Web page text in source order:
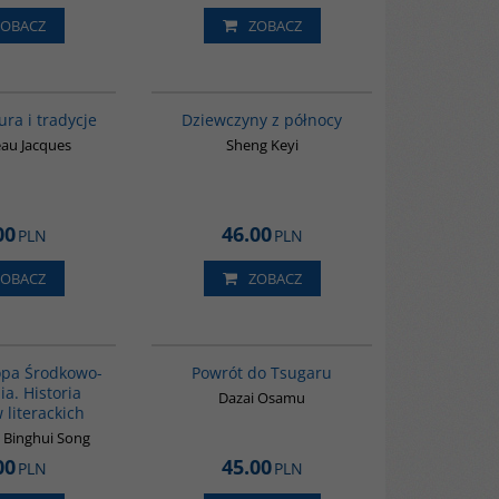
ZOBACZ
i tradycje
Jacques
PLN
Dziewczyny z północy
Sheng Keyi
46.00PLN
ZOBACZ
Środkowo-
Historia
literackich
Song
PLN
Powrót do Tsugaru
Dazai Osamu
45.00PLN